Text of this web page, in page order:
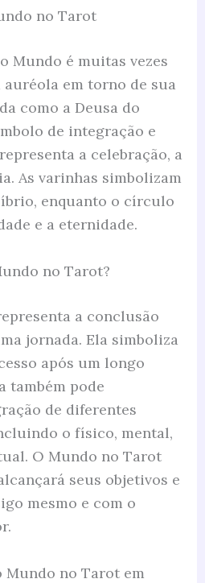
no Tarot
Mundo é muitas vezes
em torno de sua
como a Deusa do
de integração e
a celebração, a
As varinhas simbolizam
enquanto o círculo
e a eternidade.
no Tarot?
a conclusão
jornada. Ela simboliza
após um longo
também pode
de diferentes
o físico, mental,
O Mundo no Tarot
seus objetivos e
mesmo e com o
no Tarot em